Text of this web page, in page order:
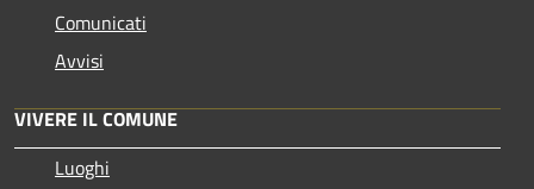
Comunicati
Avvisi
VIVERE IL COMUNE
Luoghi